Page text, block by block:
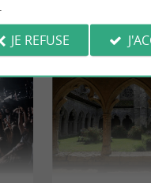
SUR-
JE REFUSE